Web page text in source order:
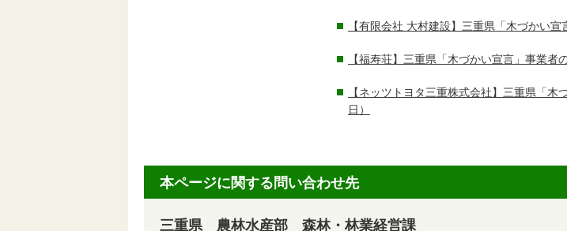
【有限会社 大村建設】三重県「木づかい
【福寿荘】三重県「木づかい宣言」事業者
【ネッツトヨタ三重株式会社】三重県「
日）
本ページに関する問い合わせ先
三重県 農林水産部 森林・林業経営課